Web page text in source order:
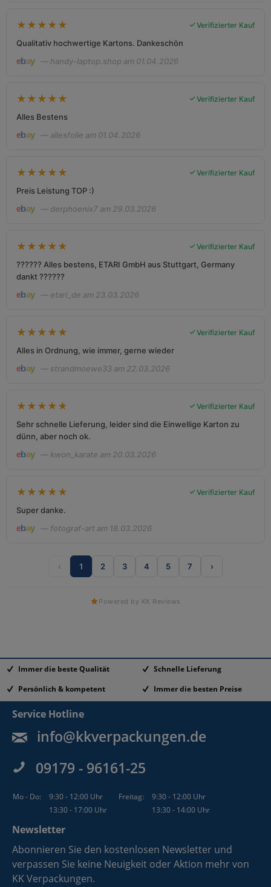
★ ★ ★ ★ ★ Verifizierter Kauf
Qualitativ hochwertige Kartons. Dankeschön
— handy-laptop.shop am 01.04.2026
★ ★ ★ ★ ★ Verifizierter Kauf
Alles Bestens
— allesfolie am 01.04.2026
★ ★ ★ ★ ★ Verifizierter Kauf
Preis Leistung TOP :)
— derphoenix7 am 29.03.2026
★ ★ ★ ★ ★ Verifizierter Kauf
?????? Alles bestens, ETARI GmbH aus Stuttgart, Germany
dankt ??????
— etari_de am 23.03.2026
★ ★ ★ ★ ★ Verifizierter Kauf
Alles in Ordnung, wie immer, gerne wieder
— strandmoewe33 am 22.03.2026
★ ★ ★ ★ ★ Verifizierter Kauf
Sehr schnelle Lieferung, leider sind die Einwellige Karton zu
dünn, aber noch ok.
— kwon_karate am 20.03.2026
★ ★ ★ ★ ★ Verifizierter Kauf
Super danke.
— fotograf-art am 18.03.2026
‹ 1 2 3 4 5 7 ›
Powered by KK Reviews
Immer die beste Qualität
Schnelle Lieferung
Persönlich & kompetent
Immer die besten Preise
Service Hotline
info@kkverpackungen.de
09179 - 96161-25
Mo - Do: 9:30 - 12:00 Uhr Freitag:
9:30 - 12:00 Uhr
13:30 - 17:00 Uhr
13:30 - 14:00 Uhr
Newsletter
Abonnieren Sie den kostenlosen Newsletter und
verpassen Sie keine Neuigkeit oder Aktion mehr von
KK Verpackungen.